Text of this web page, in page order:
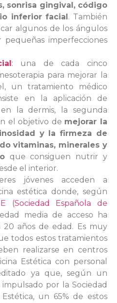
sonrisa gingival, código
inferior facial . También
algunos de los ángulos
pequeñas imperfecciones
: una de cada cinco
para mejorar la
un tratamiento médico
en la aplicación de
en la dermis, la segunda
el objetivo de mejorar la
y la firmeza de
vitaminas, minerales y
que consiguen nutrir y
el interior.
jóvenes acceden a
estética donde, según
(Sociedad Española de
media de acceso ha
20 años de edad. Es muy
todos estos tratamientos
realizarse en centros
Estética con personal
ya que, según un
por la Sociedad
un 65% de estos